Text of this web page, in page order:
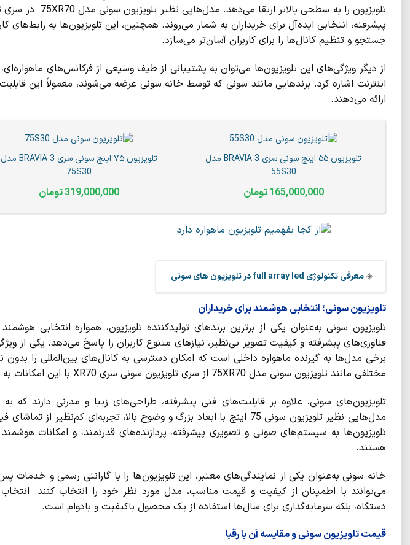
پیشرفته، انتخابی ایده‌آل برای خریداران به شمار می‌روند. همچنین، این تلویزیون‌ها به
جستجو و تنظیم کانال‌ها را برای کاربران آسان‌تر می‌سازد.
از دیگر ویژگی‌های این تلویزیون‌ها می‌توان به پشتیبانی از طیف وسیعی از فرکانس‌های ماهواره‌ای،
اینترنت اشاره کرد. برندهایی مانند سونی که توسط خانه سونی عرضه می‌شوند، معمولاً این
ارائه می‌دهند.
تلویزیون ۵۵ اینچ سونی سری BRAVIA 3 مدل
55S30
165,000,000تومان
تلویزیون ۷۵ اینچ سونی سری BRAVIA 3 مدل
75S30
319,000,000تومان
◈معرفی تکنولوژی full array led در تلویزیون های سونی
تلویزیون سونی؛ انتخابی هوشمند برای خریداران
تلویزیون سونی به‌عنوان یکی از برترین برندهای تولیدکننده تلویزیون، همواره انتخابی
فناوری‌های پیشرفته و کیفیت تصویر بی‌نظیر، نیازهای متنوع کاربران را پاسخ می‌دهد. یکی از
برخی مدل‌ها به گیرنده ماهواره داخلی است که امکان دسترسی به کانال‌های بین‌المللی را
مختلفی مانند تلویزیون سونی مدل 75XR70 از سری تلویزیون سونی سری XR70 با این امکانات به بازار عرضه شده‌اند.
تلویزیون‌های سونی، علاوه بر قابلیت‌های فنی پیشرفته، طراحی‌های زیبا و مدرنی دارند که
مدل‌هایی نظیر تلویزیون سونی 75 اینچ با ابعاد بزرگ و وضوح بالا، تجربه‌ای
تلویزیون‌ها به سیستم‌های صوتی و تصویری پیشرفته، پردازنده‌های قدرتمند، و امکانات
هستند.
خانه سونی به‌عنوان یکی از نمایندگی‌های معتبر، این تلویزیون‌ها را با گارانتی رسمی و
دستگاه، بلکه سرمایه‌گذاری برای سال‌ها استفاده از یک محصول باکیفیت و بادوام است.
قیمت تلویزیون سونی و مقایسه آن با رقبا